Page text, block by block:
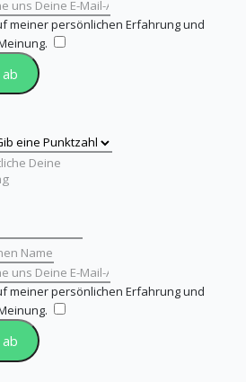
meiner persönlichen Erfahrung und
meiner persönlichen Erfahrung und